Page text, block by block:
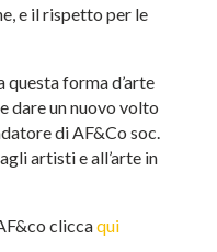
e il rispetto per le
questa forma d’arte
dare un nuovo volto
di AF&Co soc.
artisti e all’arte in
cliccaqui